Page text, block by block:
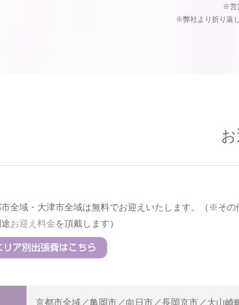
※営
※弊社より折り返
全域・大津市全域は無料でお迎えいたします。（※その
お迎え料金を頂戴します）
京都市全域／亀岡市／向日市／長岡京市／大山崎